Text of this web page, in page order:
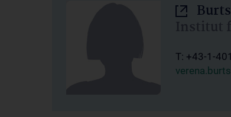
Institut
T: +43-1-